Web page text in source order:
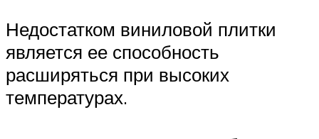
Недостатком виниловой плитки
является ее способность
расширяться при высоких
температурах.